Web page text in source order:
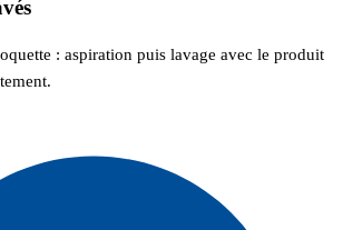
: aspiration puis lavage avec le produit